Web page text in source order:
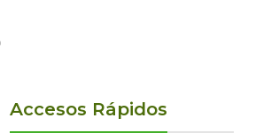
Accesos Rápidos